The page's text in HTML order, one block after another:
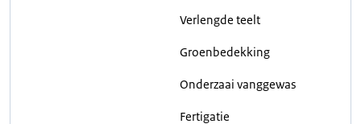
Verlengde teelt
Groenbedekking
Onderzaai vanggewas
Fertigatie